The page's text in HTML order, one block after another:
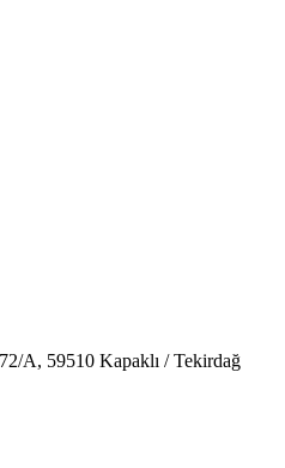
A, 59510 Kapaklı / Tekirdağ